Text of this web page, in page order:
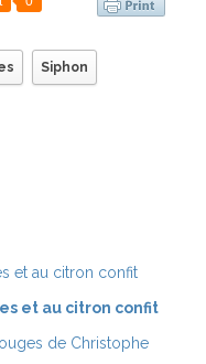
Siphon
et au citron confit